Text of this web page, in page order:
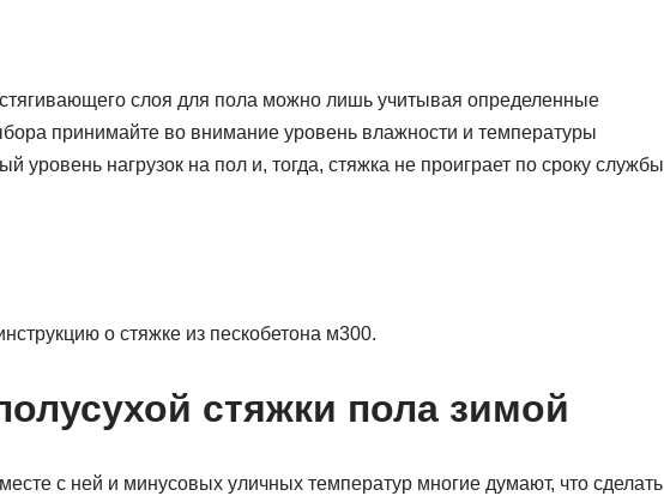
слоя для пола можно лишь учитывая определенные
принимайте во внимание уровень влажности и температуры
уровень нагрузок на пол и, тогда, стяжка не проиграет по сроку службы
о стяжке из пескобетона м300.
стяжки пола зимой
с ней и минусовых уличных температур многие думают, что сделать